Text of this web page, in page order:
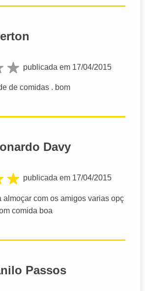
publicada em 17/04/2015
de comidas . bom
Davy
publicada em 17/04/2015
almoçar com os amigos varias opç
comida boa
Passos